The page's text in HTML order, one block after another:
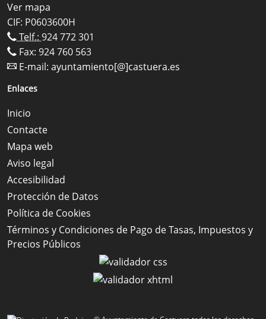
Ver mapa
CIF: P0603600H
Telf.: 924 772 301
Fax: 924 760 563
E-mail: ayuntamiento[@]castuera.es
Enlaces
Inicio
Contacte
Mapa web
Aviso legal
Accesibilidad
Protección de Datos
Política de Cookies
Términos y Condiciones de Pago de Tasas, Impuestos y
Precios Públicos